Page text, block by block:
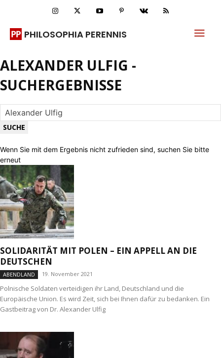
PHILOSOPHIA PERENNIS
ALEXANDER ULFIG -
SUCHERGEBNISSE
Wenn Sie mit dem Ergebnis nicht zufrieden sind, suchen Sie bitte
erneut
SOLIDARITÄT MIT POLEN – EIN APPELL AN DIE
DEUTSCHEN
ABENDLAND 19. November 2021
Polnische Soldaten verteidigen ihr Land, Deutschland und die
Europäische Union. Es wird Zeit, sich bei Ihnen dafür zu bedanken. Ein
Gastbeitrag von Dr. Alexander Ulfig